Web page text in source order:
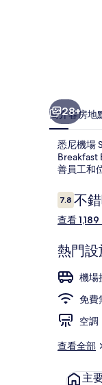
28+
簡介客房地
悉尼機場
Breakfast
善員工和
評
論
7.87.8 分，
不
查看
熱門設
機場
免費
空調
查看全部
主